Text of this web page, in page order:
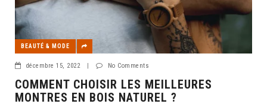
BEAUTÉ & MODE
décembre 15, 2022 | No Comments
COMMENT CHOISIR LES MEILLEURES
MONTRES EN BOIS NATUREL ?